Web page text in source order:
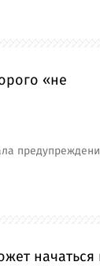
«не
начаться